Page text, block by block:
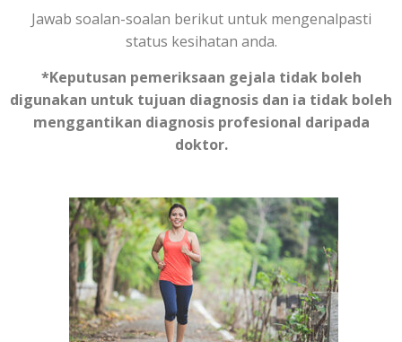
Jawab soalan-soalan berikut untuk mengenalpasti
status kesihatan anda.
*Keputusan pemeriksaan gejala tidak boleh
digunakan untuk tujuan diagnosis dan ia tidak boleh
menggantikan diagnosis profesional daripada
doktor.